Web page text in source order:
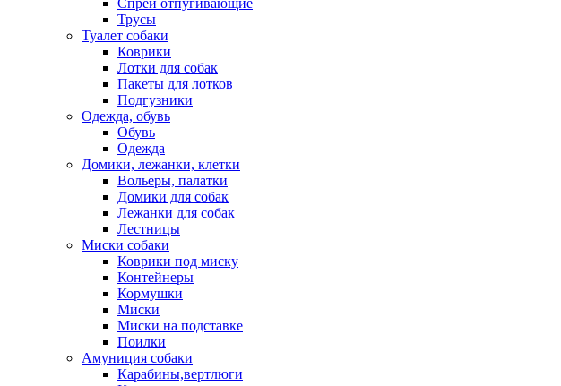
Спреи отпугивающие
Трусы
Туалет собаки
Коврики
Лотки для собак
Пакеты для лотков
Подгузники
Одежда, обувь
Обувь
Одежда
Домики, лежанки, клетки
Вольеры, палатки
Домики для собак
Лежанки для собак
Лестницы
Миски собаки
Коврики под миску
Контейнеры
Кормушки
Миски
Миски на подставке
Поилки
Амуниция собаки
Карабины,вертлюги